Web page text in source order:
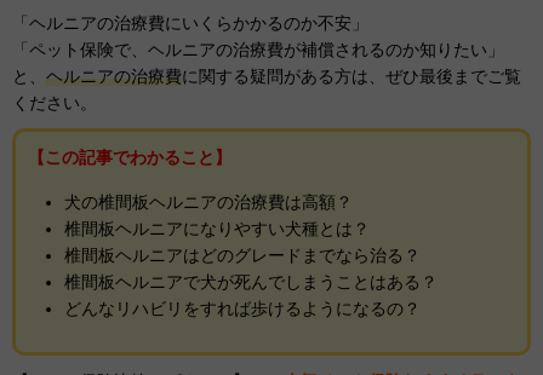
「ヘルニアの治療費にいくらかかるのか不安」
「ペット保険で、ヘルニアの治療費が補償されるのか知りたい」
と、 ヘルニアの治療費に関する疑問がある方は、ぜひ最後までご覧
ください。
【この記事でわかること】
犬の椎間板ヘルニアの治療費は高額？
椎間板ヘルニアになりやすい犬種とは？
椎間板ヘルニアはどのグレードまでなら治る？
椎間板ヘルニアで犬が死んでしまうことはある？
どんなリハビリをすれば歩けるようになるの？